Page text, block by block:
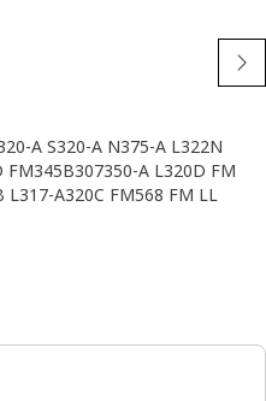
A S320-A N375-A L322N
FM345B307350-A L320D FM
L317-A320C FM568 FM LL